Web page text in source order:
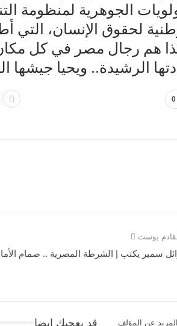
الجوهرية لمنظومة
لحقوق الإنسان، التي
هم رجال مصر في كل
الرشيدة.. ويحيا
0
بوست
سمير يكتب | الشرطة المصرية .. صمام
قد يعجبك ايضا المزيد عن المؤلف